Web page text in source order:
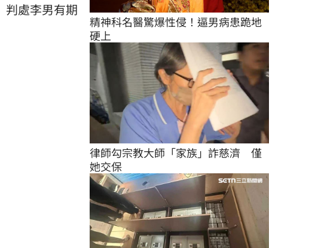
判處李男有期
精神科名醫驚爆性侵！逼男病患跪地
硬上
律師勾宗教大師「家族」詐慈濟　僅
她交保